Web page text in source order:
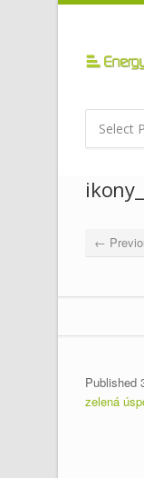
←
Published
zelená